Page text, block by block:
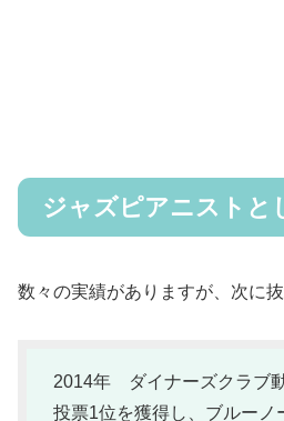
ジャズピアニストと
数々の実績がありますが、次に抜
2014年 ダイナーズクラブ
投票1位を獲得し、ブルーノ